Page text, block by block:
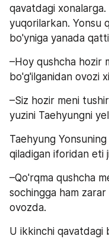
qavatdagi
yuqorilarkan. Yonsu
bo'yniga yanada
–Hoy qushcha hozir
bo'g'ilganidan ovozi
–Siz hozir meni
yuzini Taehyungni
Taehyung
qiladigan iforidan eti
–Qo'rqma qushcha
sochingga ham
ovozda.
U ikkinchi qavatdagi